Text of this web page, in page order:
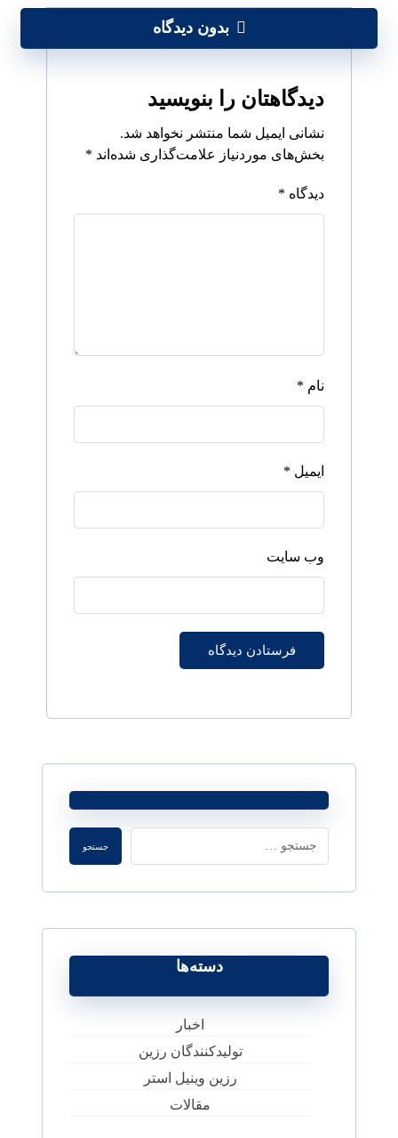
بدون دیدگاه
دیدگاهتان را بنویسید
نشانی ایمیل شما منتشر نخواهد شد.
بخش‌های موردنیاز علامت‌گذاری شده‌اند *
دیدگاه *
نام *
ایمیل *
وب‌ سایت
فرستادن دیدگاه
جستجو
دسته‌ها
اخبار
تولیدکنندگان رزین
رزین وینیل استر
مقالات